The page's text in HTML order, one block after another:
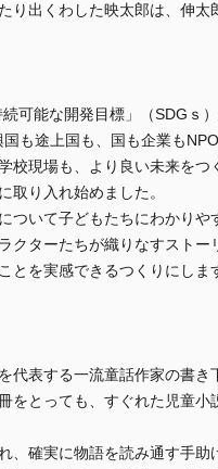
り出くわした映太郎は、伸太
可能な開発目標」（SDGｓ
も途上国も、国も企業も
校現場も、より良い未来をつ
取り入れ始めました。
ついて子どもたちにわかりや
クターたちが織りなすストー
とを実感できるつくりにしま
代表する一流童話作家の書き
をとっても、すぐれた児童小
、確実に物語を読み通す手助